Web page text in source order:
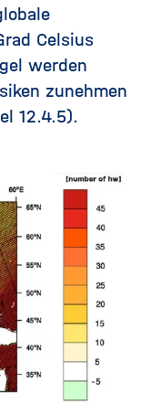
Celsius
werden
zunehmen
12.4.5).